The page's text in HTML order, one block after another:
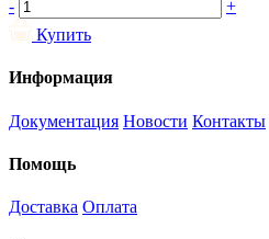
-
+
Купить
Информация
Документация Новости Контакты
Помощь
Доставка Оплата